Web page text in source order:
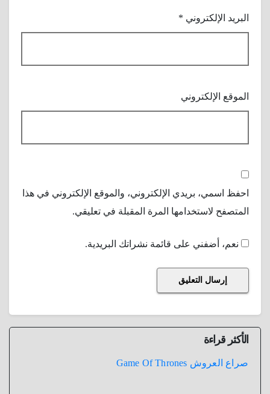
البريد الإلكتروني *
الموقع الإلكتروني
احفظ اسمي، بريدي الإلكتروني، والموقع الإلكتروني في هذا
المتصفح لاستخدامها المرة المقبلة في تعليقي.
نعم، أضفني على قائمة نشراتك البريدية.
الأكثر قراءة
صراع العروش Game Of Thrones